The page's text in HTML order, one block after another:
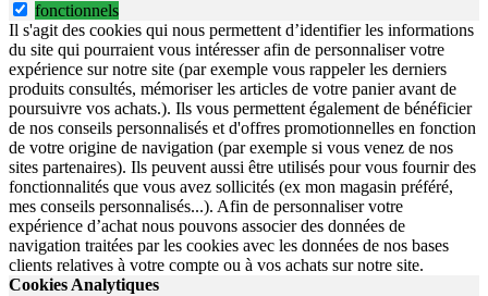
fonctionnels
Il s'agit des cookies qui nous permettent d’identifier les informations
du site qui pourraient vous intéresser afin de personnaliser votre
expérience sur notre site (par exemple vous rappeler les derniers
produits consultés, mémoriser les articles de votre panier avant de
poursuivre vos achats.). Ils vous permettent également de bénéficier
de nos conseils personnalisés et d'offres promotionnelles en fonction
de votre origine de navigation (par exemple si vous venez de nos
sites partenaires). Ils peuvent aussi être utilisés pour vous fournir des
fonctionnalités que vous avez sollicités (ex mon magasin préféré,
mes conseils personnalisés...). Afin de personnaliser votre
expérience d’achat nous pouvons associer des données de
navigation traitées par les cookies avec les données de nos bases
clients relatives à votre compte ou à vos achats sur notre site.
Cookies Analytiques